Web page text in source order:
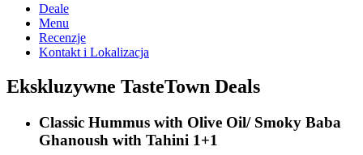
Deale
Menu
Recenzje
Kontakt i Lokalizacja
Ekskluzywne TasteTown Deals
Classic Hummus with Olive Oil/ Smoky Baba
Ghanoush with Tahini 1+1